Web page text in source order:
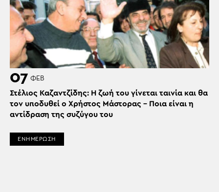
07 ΦΕΒ
Στέλιος Καζαντζίδης: Η ζωή του γίνεται ταινία και θα
τον υποδυθεί ο Χρήστος Μάστορας – Ποια είναι η
αντίδραση της συζύγου του
ΕΝΗΜΕΡΩΣΗ